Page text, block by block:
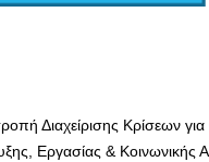
Διαχείρισης Κρίσεων
Εργασίας &